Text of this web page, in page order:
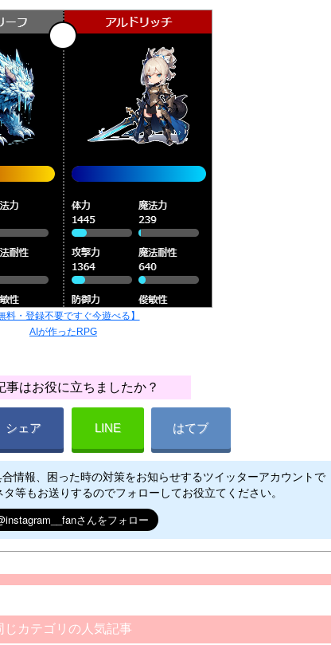
料・登録不要ですぐ今遊べる】
AIが作ったRPG
事はお役に立ちましたか？
シェア LINE はてブ
情報、困った時の対策をお知らせするツイッターアカウントで
等もお送りするのでフォローしてお役立てください。
じカテゴリの人気記事